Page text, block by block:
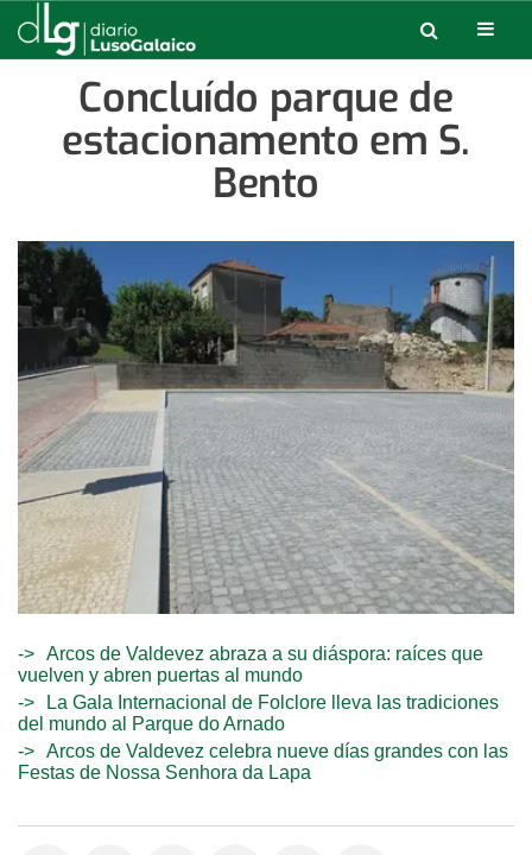
Concluído parque de
estacionamento em S.
Bento
Arcos de Valdevez abraza a su diáspora: raíces que
vuelven y abren puertas al mundo
La Gala Internacional de Folclore lleva las tradiciones
del mundo al Parque do Arnado
Arcos de Valdevez celebra nueve días grandes con las
Festas de Nossa Senhora da Lapa